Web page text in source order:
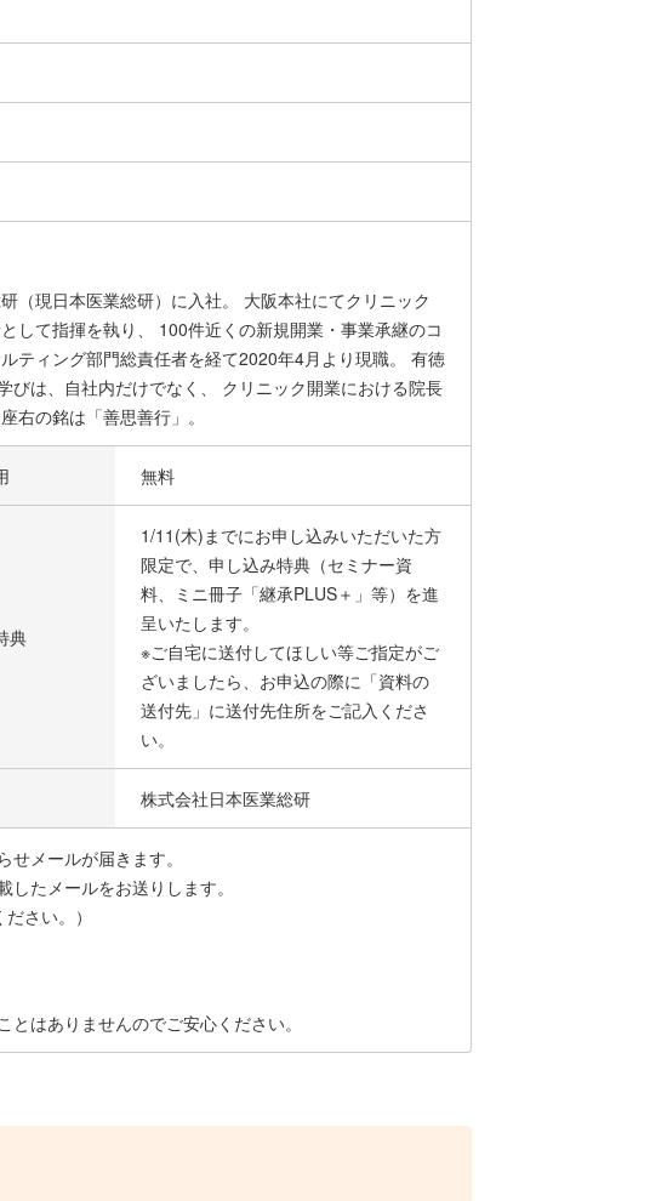
（現日本医業総研）に入社。 大阪本社にてクリニック
して指揮を執り、 100件近くの新規開業・事業承継のコ
ティング部門総責任者を経て2020年4月より現職。 有徳
は、自社内だけでなく、 クリニック開業における院長
右の銘は「善思善行」。
無料
典
1/11(木)までにお申し込みいただいた方
限定で、申し込み特典（セミナー資
料、ミニ冊子「継承PLUS＋」等）を進
呈いたします。
※ご自宅に送付してほしい等ご指定がご
ざいましたら、お申込の際に「資料の
送付先」に送付先住所をご記入くださ
い。
株式会社日本医業総研
メールが届きます。
たメールをお送りします。
さい。）
はありませんのでご安心ください。